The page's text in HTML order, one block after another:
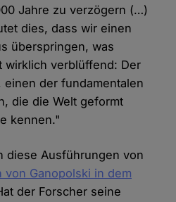
Jahre zu verzögern (…)
dies, dass wir einen
überspringen, was
verblüffend: Der
der fundamentalen
die die Welt geformt
kennen."
diese Ausführungen von
von Ganopolski in dem
der Forscher seine